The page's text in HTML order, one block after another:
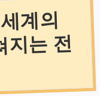
계의
지는 전